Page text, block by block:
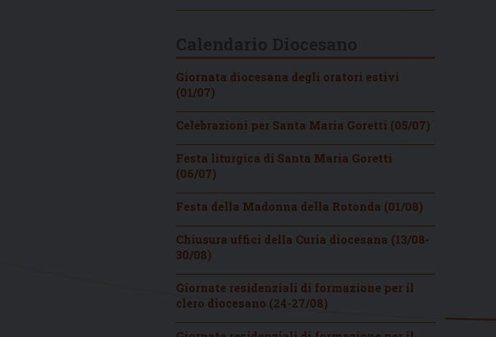
Giornata diocesana degli oratori estivi
(01/07)
Celebrazioni per Santa Maria Goretti (05/07)
Festa liturgica di Santa Maria Goretti
(06/07)
Festa della Madonna della Rotonda (01/08)
Chiusura uffici della Curia diocesana (13/08-
30/08)
Giornate residenziali di formazione per il
clero diocesano (24-27/08)